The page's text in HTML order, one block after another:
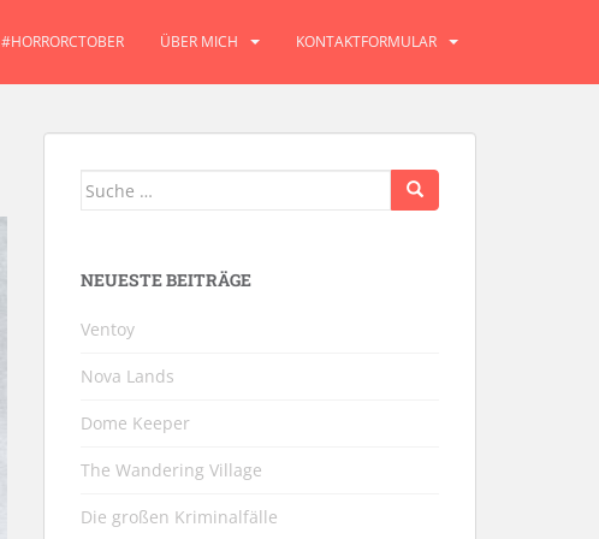
#HORRORCTOBER ÜBER MICH KONTAKTFORMULAR
Suche
NEUESTE BEITRÄGE
Ventoy
Nova Lands
Dome Keeper
The Wandering Village
Die großen Kriminalfälle